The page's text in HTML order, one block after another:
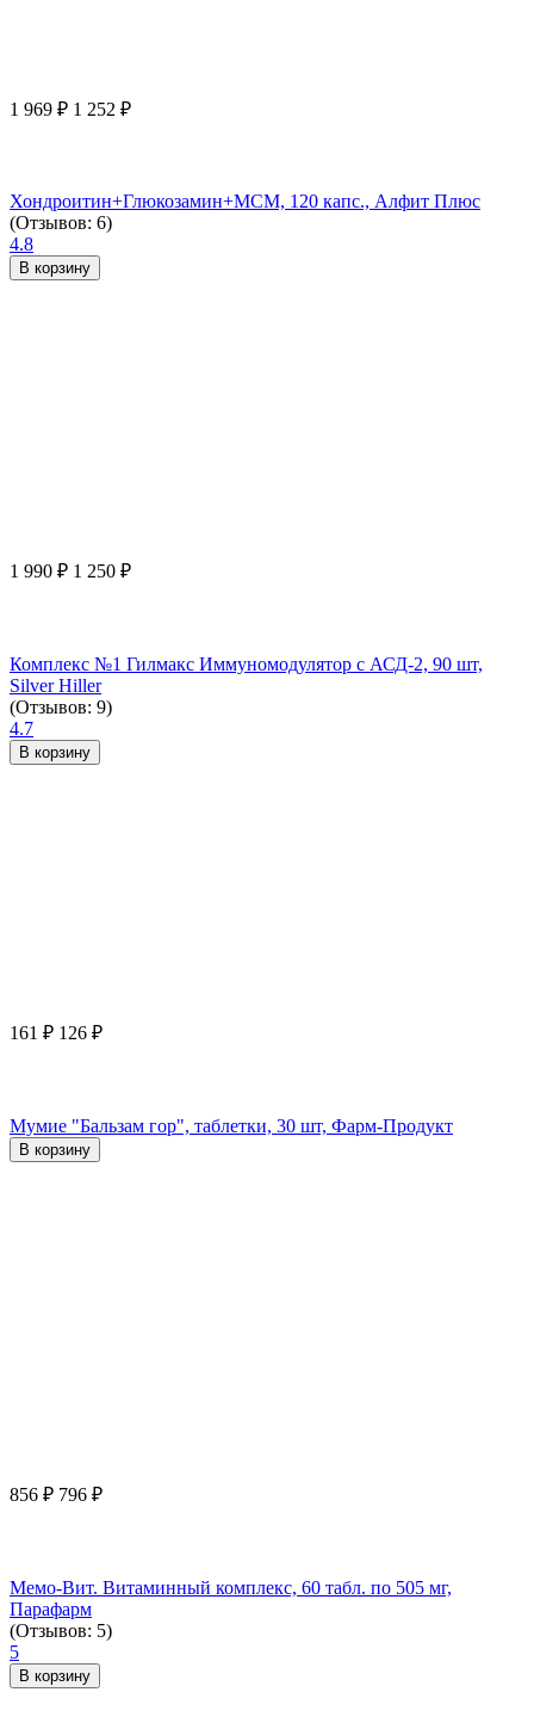
1 969 ₽ 1 252 ₽
Хондроитин+Глюкозамин+МСМ, 120 капс., Алфит Плюс
(Отзывов: 6)
4.8
В корзину
1 990 ₽ 1 250 ₽
Комплекс №1 Гилмакс Иммуномодулятор с АСД-2, 90 шт,
Silver Hiller
(Отзывов: 9)
4.7
В корзину
161 ₽ 126 ₽
Мумие "Бальзам гор", таблетки, 30 шт, Фарм-Продукт
В корзину
856 ₽ 796 ₽
Мемо-Вит. Витаминный комплекс, 60 табл. по 505 мг,
Парафарм
(Отзывов: 5)
5
В корзину